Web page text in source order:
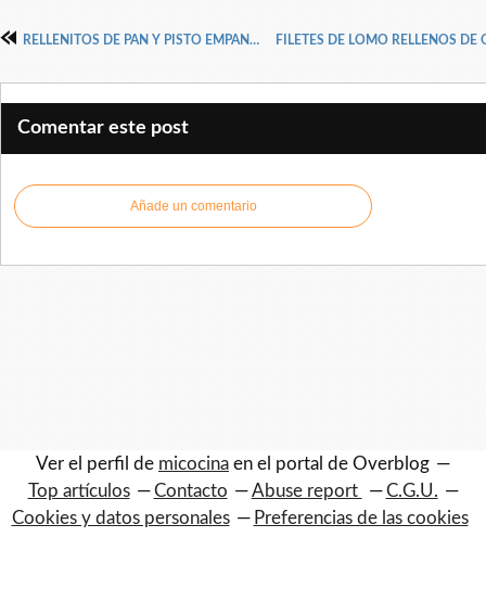
RELLENITOS DE PAN Y PISTO EMPANADOS
Comentar este post
Añade un comentario
Ver el perfil de micocina en el portal de Overblog
Top artículos
Contacto Abuse report
C.G.U.
Cookies y datos personales
Preferencias de las cookies